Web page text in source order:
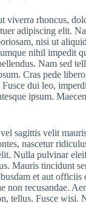
viverra rhoncus,
adipiscing elit.
nisi ut
nihil impedit
Nam sed
Cras pede
dui leo,
ipsum.
sagittis velit
nascetur
Nulla pulvinar
Mauris tincidunt
et aut officiis
non recusandae.
tellus. Fusce wisi.